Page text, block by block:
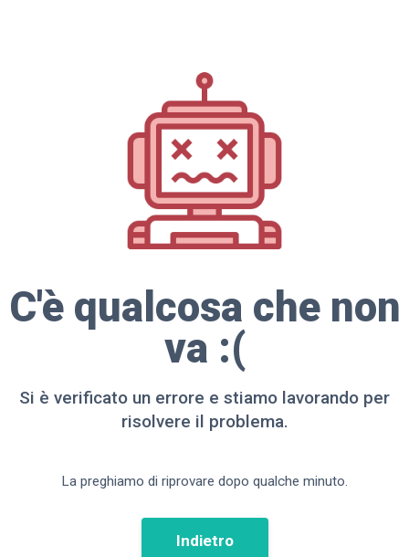
C'è qualcosa che non
va :(
Si è verificato un errore e stiamo lavorando per
risolvere il problema.
La preghiamo di riprovare dopo qualche minuto.
Indietro